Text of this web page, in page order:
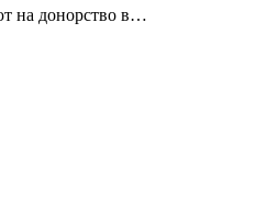
на донорство в…